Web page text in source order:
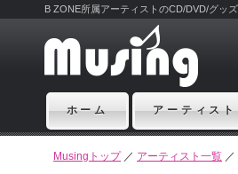
B ZONE所属アーティストのCD/DVD/グッ
ホーム アーティスト
Musingトップ／ アーティスト一覧 ／